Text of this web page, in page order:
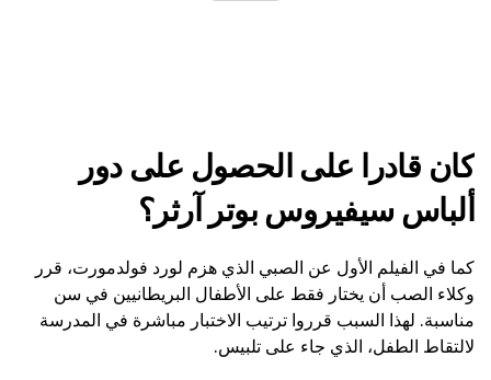
كان قادرا على الحصول على دور
ألباس سيفيروس بوتر آرثر؟
كما في الفيلم الأول عن الصبي الذي هزم لورد فولدمورت، قرر
وكلاء الصب أن يختار فقط على الأطفال البريطانيين في سن
مناسبة. لهذا السبب قرروا ترتيب الاختبار مباشرة في المدرسة
لالتقاط الطفل، الذي جاء على تلبيس.